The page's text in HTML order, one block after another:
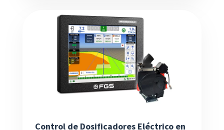
Control de Dosificadores Eléctrico en